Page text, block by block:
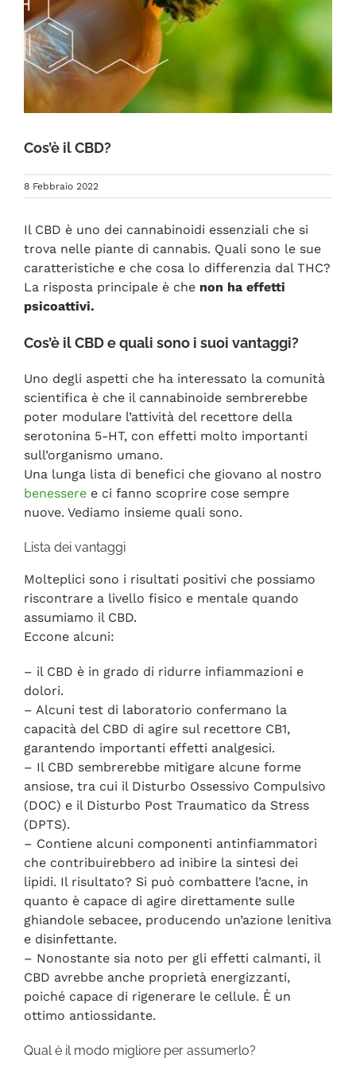
FAQ
Cos’è il CBD?
8 Febbraio 2022
Il CBD è uno dei cannabinoidi essenziali che si
trova nelle piante di cannabis. Quali sono le sue
caratteristiche e che cosa lo differenzia dal THC?
La risposta principale è che non ha effetti
psicoattivi.
Cos’è il CBD e quali sono i suoi vantaggi?
Uno degli aspetti che ha interessato la comunità
scientifica è che il cannabinoide sembrerebbe
poter modulare l’attività del recettore della
serotonina 5-HT, con effetti molto importanti
sull’organismo umano.
Una lunga lista di benefici che giovano al nostro
benessere e ci fanno scoprire cose sempre
nuove. Vediamo insieme quali sono.
Lista dei vantaggi
Molteplici sono i risultati positivi che possiamo
riscontrare a livello fisico e mentale quando
assumiamo il CBD.
Eccone alcuni:
– il CBD è in grado di ridurre infiammazioni e
dolori.
– Alcuni test di laboratorio confermano la
capacità del CBD di agire sul recettore CB1,
garantendo importanti effetti analgesici.
– Il CBD sembrerebbe mitigare alcune forme
ansiose, tra cui il Disturbo Ossessivo Compulsivo
(DOC) e il Disturbo Post Traumatico da Stress
(DPTS).
– Contiene alcuni componenti antinfiammatori
che contribuirebbero ad inibire la sintesi dei
lipidi. Il risultato? Si può combattere l’acne, in
quanto è capace di agire direttamente sulle
ghiandole sebacee, producendo un’azione lenitiva
e disinfettante.
– Nonostante sia noto per gli effetti calmanti, il
CBD avrebbe anche proprietà energizzanti,
poiché capace di rigenerare le cellule. È un
ottimo antiossidante.
Qual è il modo migliore per assumerlo?